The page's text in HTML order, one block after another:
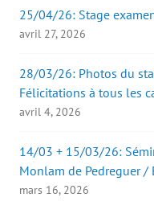
25/04/26: Stage
avril 27, 2026
28/03/26: Photos du
Félicitations à tous les
avril 4, 2026
14/03 + 15/03/26:
Monlam de Pedreguer /
mars 16, 2026